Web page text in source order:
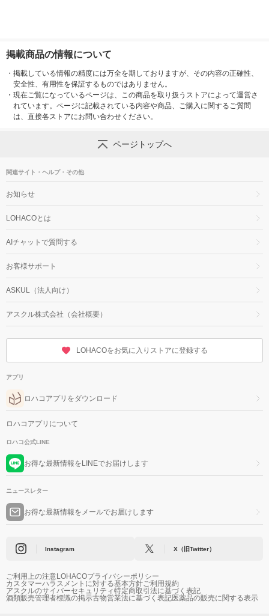
掲載商品の情報について
・ 掲載している情報の精度には万全を期しておりますが、その内容の正確性、
安全性、有用性を保証するものではありません。
・ 現在ご覧になっているページは、この商品を取り扱うストアによって運営さ
れています。ページに記載されている内容や商品、ご購入に関するご質問
は、直接各ストアにお問い合わせください。
ページトップへ
関連サイト・ヘルプ・その他
お知らせ
LOHACOとは
AIチャットで質問する
お客様サポート
ASKUL（法人向け）
アスクル株式会社（会社概要）
LOHACOをお気に入りストアに登録する
アプリ
ロハコアプリをダウンロード
ロハコアプリについて
ロハコ公式LINE
お得な最新情報をLINEでお届けします
ニュースレター
お得な最新情報をメールでお届けします
Instagram X（旧Twitter）
ご利用上の注意LOHACOプライバシーポリシー
カスタマーハラスメントに対する基本方針ご利用規約
アスクルのサイバーセキュリティ特定商取引法に基づく表記
酒類販売管理者標識の掲示古物営業法に基づく表記医薬品の販売に関する表示